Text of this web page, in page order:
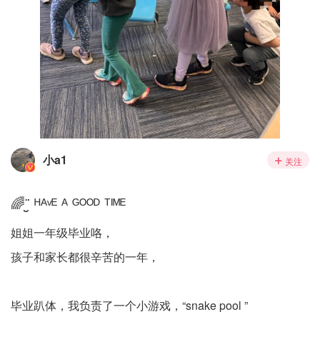
小a1 关注
🌈¨̮ ᴴᴬᵛᴱ ᴬ ᴳᴼᴼᴰ ᵀᴵᴹᴱ
姐姐一年级毕业咯，
孩子和家长都很辛苦的一年，
毕业趴体，我负责了一个小游戏，“snake pool ”